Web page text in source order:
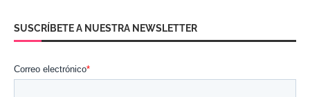
SUSCRÍBETE A NUESTRA NEWSLETTER